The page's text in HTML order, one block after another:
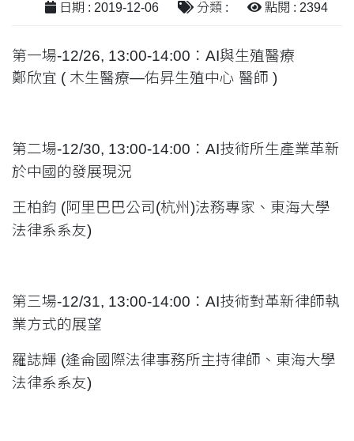
日期 : 2019-12-06 分類 : 點閱 : 2394
第一場-12/26, 13:00-14:00 ： AI與生殖醫療
鄭欣宜 ( 木生醫療—佑昇生殖中心 醫師 )
第二場-12/30, 13:00-14:00 ： AI技術所生產業革新
於中國的發展現況
王柏鈞 (阿里巴巴公司 (杭州 )法務專家、東海大學
法律系系友)
第三場-12/31, 13:00-14:00 ： AI技術對革新律師執
業方式的展望
羅誌輝 (逢侖國際法律事務所主持律師、東海大學
法律系系友)